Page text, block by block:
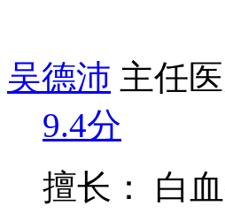
吴德沛 主任
9.4分
擅长： 白